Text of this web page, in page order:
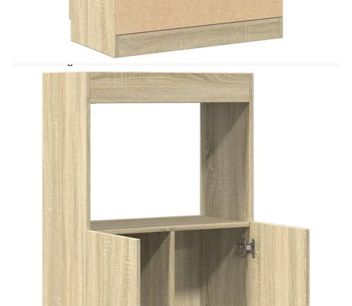
вашия дом или офис. Стабилен и издръжлив
материал: Инженерната дървесина е издръжлив
и стабилен материал с гладка повърхност, която
е устойчива на влага, изкривяване и
разцепване, което я прави надежден избор за
различни проекти.Голямо пространство за
съхранение: Високият шкаф осигурява
достатъчно място за съхранение, за да държите
добре подредени и леснодостъпни различните
си ежедневни принадлежности.Практичен
дизайн: Високият шкаф разполага с долно
шкафче с вратички, което може да предпази
приложения: В зависимост от нуждите ви, този
висок шкаф може да се използва като шкаф за
книги или бюфет витрина във вашата
всекидневна, спалня или офис. Внимание:За да
предотвратите преобръщане, този продукт
трябва да се използва с предоставеното
устройство за закрепване на стена.